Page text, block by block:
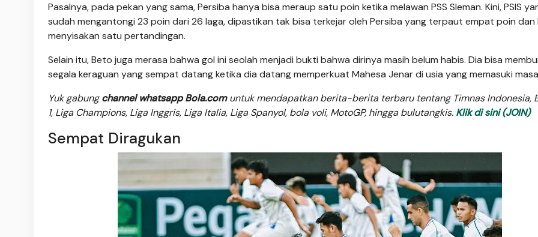
Pasalnya, pada pekan yang sama, Persiba hanya bisa meraup satu poin ketika melawan PSS Sleman. Kini, PSIS
sudah mengantongi 23 poin dari 26 laga, dipastikan tak bisa terkejar oleh Persiba yang terpaut empat poin dan
menyisakan satu pertandingan.
Selain itu, Beto juga merasa bahwa gol ini seolah menjadi bukti bahwa dirinya masih belum habis. Dia bisa
segala keraguan yang sempat datang ketika dia datang memperkuat Mahesa Jenar di usia yang memasuki
Yuk gabungchannel whatsapp Bola.comuntuk mendapatkan berita-berita terbaru tentang Timnas Indonesia,
1, Liga Champions, Liga Inggris, Liga Italia, Liga Spanyol, bola voli, MotoGP, hingga bulutangkis. Klik di sini (JOIN)
Sempat Diragukan